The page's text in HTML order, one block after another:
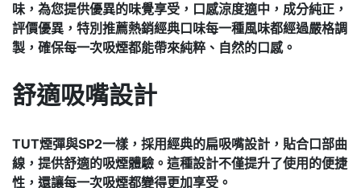
味，為您提供優異的味覺享受， 口感涼度適中，成分純正，
評價優異，特別推薦熱銷經典口味每一種風味都經過嚴格調
製，確保每一次吸煙都能帶來純粹、自然的口感。
舒適吸嘴設計
TUT煙彈與SP2一樣，採用經典的扁吸嘴設計，貼合口部曲
線， 提供舒適的吸煙體驗。這種設計不僅提升了使用的便捷
性，還讓每一次吸煙都變得更加享受。